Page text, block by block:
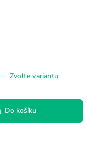
Zvolte variantu
Do košíku